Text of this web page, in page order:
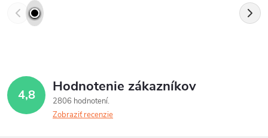
4,8 Hodnotenie zákazníkov
2806 hodnotení
Zobraziť recenzie